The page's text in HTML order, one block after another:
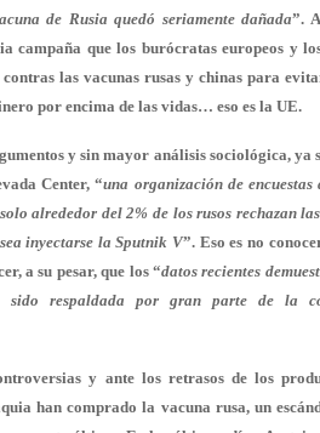
de Rusia quedó seriamente dañada”.
campaña que los burócratas europeos y
las vacunas rusas y chinas para
por encima de las vidas… eso es la UE.
y sin mayor análisis sociológica, ya
Center, “una organización de
alrededor del 2% de los rusos rechazan
inyectarse la Sputnik V”. Eso es no
a su pesar, que los “datos recientes
respaldada por gran parte de la
y ante los retrasos de los
han comprado la vacuna rusa, un